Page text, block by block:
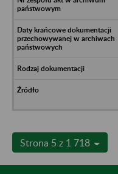
Strona 5 z 1 718